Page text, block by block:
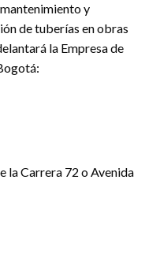
y
de tuberías en obras
la Empresa de
la Carrera 72 o Avenida